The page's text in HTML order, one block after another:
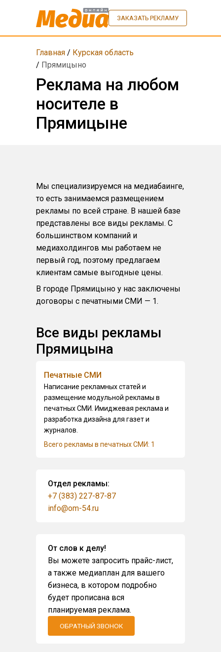
ЗАКАЗАТЬ РЕКЛАМУ
Главная/ Курская область
/ Прямицыно
Реклама на любом
носителе в
Прямицыне
Мы специализируемся на медиабаинге,
то есть занимаемся размещением
рекламы по всей стране. В нашей базе
представлены все виды рекламы. С
большинством компаний и
медиахолдингов мы работаем не
первый год, поэтому предлагаем
клиентам самые выгодные цены.
В городе Прямицыно у нас заключены
договоры с печатными СМИ — 1.
Все виды рекламы
Прямицына
Печатные СМИ
Написание рекламных статей и
размещение модульной рекламы в
печатных СМИ. Имиджевая реклама и
разработка дизайна для газет и
журналов.
Всего рекламы в печатных СМИ: 1
Отдел рекламы:
+7 (383) 227-87-87
info@om-54.ru
От слов к делу!
Вы можете запросить прайс-лист,
а также медиаплан для вашего
бизнеса, в котором подробно
будет прописана вся
планируемая реклама.
ОБРАТНЫЙ ЗВОНОК